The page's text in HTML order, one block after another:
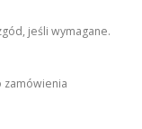
jeśli wymagane.
zamówienia